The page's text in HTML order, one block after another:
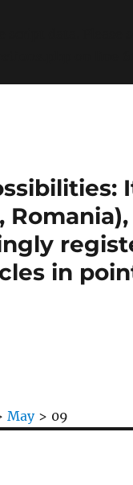
in
May > 09